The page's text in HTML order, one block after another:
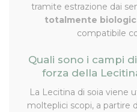
tramite estrazione dai
totalmente
compatibile
Quali sono i campi
forza della
La Lecitina di soia viene
molteplici scopi, a partire